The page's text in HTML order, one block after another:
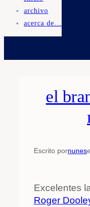
archivo
acerca de…
el
Escrito pornunes
Excelentes
Roger